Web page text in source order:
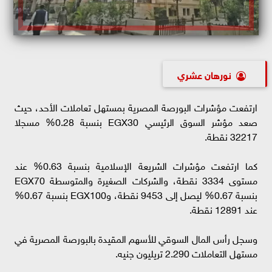
نورهان عشري
ارتفعت مؤشرات البورصة المصرية بمستهل تعاملات الأحد، حيث
صعد مؤشر السوق الرئيسي EGX30 بنسبة 0.28% مسجلا
32217 نقطة.
كما ارتفعت مؤشرات الشريعة الإسلامية بنسبة 0.63% عند
مستوى 3334 نقطة، والشركات الصغيرة والمتوسطة EGX70
بنسبة 0.67% ليصل إلى 9453 نقطة، وEGX100 بنسبة 0.67%
عند 12891 نقطة.
وسجل رأس المال السوقي للأسهم المقيدة بالبورصة المصرية في
مستهل التعاملات 2.290 تريليون جنيه.